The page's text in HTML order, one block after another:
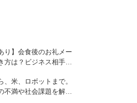
り】会食後のお礼メー
方は？ビジネス相手に
、米、ロボットまで。
不満や社会課題を解決